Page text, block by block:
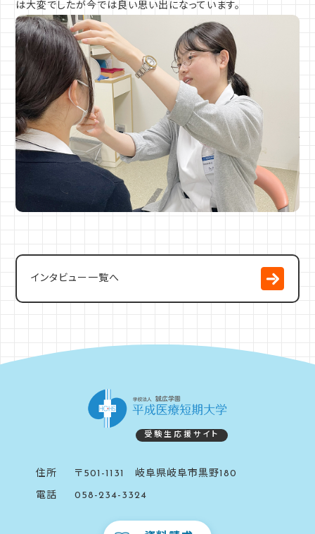
は大変でしたが今では良い思い出になっています。
インタビュー一覧へ
受験生応援サイト
住所 〒501-1131 岐阜県岐阜市黒野180
電話 058-234-3324